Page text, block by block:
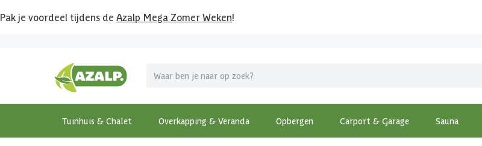
Pak je voordeel tijdens de Azalp Mega Zomer Weken!
Tuinhuis & Chalet Overkapping & Veranda Opbergen Carport & Garage Sauna
MEGA zomer kortingen op overkappingen en tuinhuizen!
Bekijk de actiemodellen
Gratis wandplankset
Ontdek onze metalen overkappingen